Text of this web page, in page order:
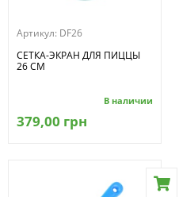
Артикул: DF26
СЕТКА-ЭКРАН ДЛЯ ПИЦЦЫ
26 СМ
В наличии
379,00 грн